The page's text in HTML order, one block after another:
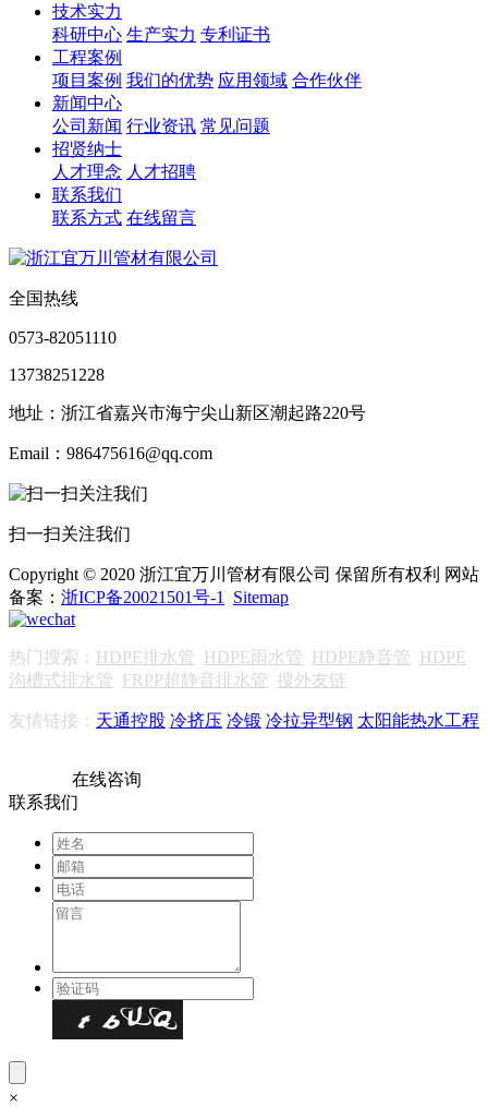
技术实力
科研中心 生产实力 专利证书
工程案例
项目案例 我们的优势 应用领域 合作伙伴
新闻中心
公司新闻 行业资讯 常见问题
招贤纳士
人才理念 人才招聘
联系我们
联系方式 在线留言
全国热线
0573-82051110
13738251228
地址：浙江省嘉兴市海宁尖山新区潮起路220号
Email：986475616@qq.com
扫一扫关注我们
Copyright © 2020 浙江宜万川管材有限公司 保留所有权利 网站
备案： 浙ICP备20021501号-1 Sitemap
热门搜索： HDPE排水管 HDPE雨水管 HDPE静音管 HDPE
沟槽式排水管 FRPP超静音排水管 搜外友链
友情链接： 天通控股 冷挤压 冷锻 冷拉异型钢 太阳能热水工程
在线咨询
联系我们
×